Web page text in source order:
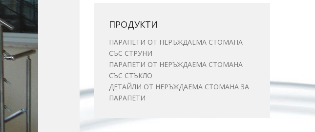
ПРОДУКТИ
ПАРАПЕТИ ОТ НЕРЪЖДАЕМА СТОМАНА
СЪС СТРУНИ
ПАРАПЕТИ ОТ НЕРЪЖДАЕМА СТОМАНА
СЪС СТЪКЛО
ДЕТАЙЛИ ОТ НЕРЪЖДАЕМА СТОМАНА ЗА
ПАРАПЕТИ